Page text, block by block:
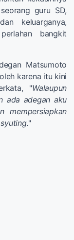
guru SD,
keluarganya,
bangkit
Matsumoto
karena itu kini
"Walaupun
ada adegan aku
mempersiapkan
"